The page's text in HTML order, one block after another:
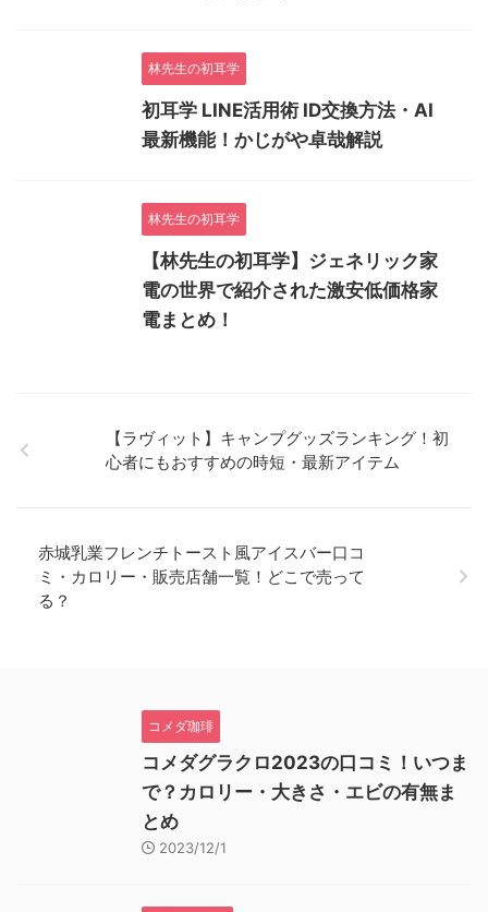
林先生の初耳学
初耳学 LINE活用術 ID交換方法・AI
最新機能！かじがや卓哉解説
林先生の初耳学
【林先生の初耳学】ジェネリック家
電の世界で紹介された激安低価格家
電まとめ！
【ラヴィット】キャンプグッズランキング！初
心者にもおすすめの時短・最新アイテム
赤城乳業フレンチトースト風アイスバー口コ
ミ・カロリー・販売店舗一覧！どこで売って
る？
コメダ珈琲
コメダグラクロ2023の口コミ！いつま
で？カロリー・大きさ・エビの有無ま
とめ
2023/12/1